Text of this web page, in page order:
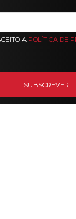
A POLÍTICA DE